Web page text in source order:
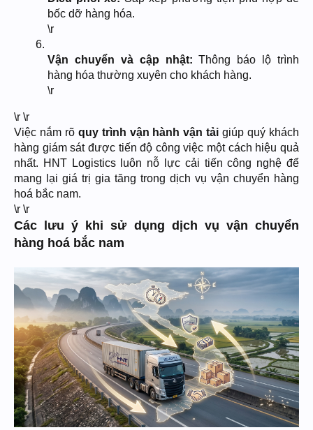
bốc dỡ hàng hóa.
\r
Vận chuyển và cập nhật: Thông báo lộ trình
hàng hóa thường xuyên cho khách hàng.
\r
\r \r
Việc nắm rõ quy trình vận hành vận tải giúp quý khách
hàng giám sát được tiến độ công việc một cách hiệu quả
nhất. HNT Logistics luôn nỗ lực cải tiến công nghệ để
mang lại giá trị gia tăng trong dịch vụ vận chuyển hàng
hoá bắc nam.
\r \r
Các lưu ý khi sử dụng dịch vụ vận chuyển
hàng hoá bắc nam